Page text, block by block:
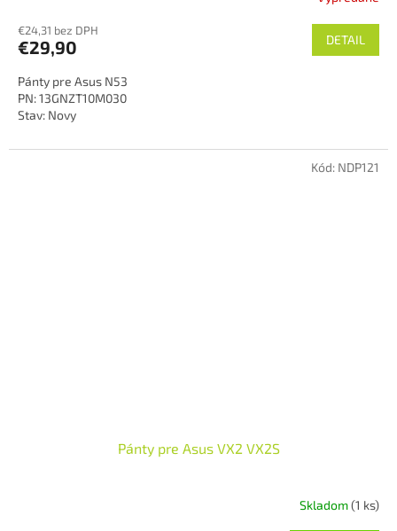
€24,31 bez DPH
€29,90 DETAIL
Pánty pre Asus N53
PN: 13GNZT10M030
Stav: Novy
Pánty pre Asus VX2 VX2S
Skladom(1 ks)
Kód: NDP121